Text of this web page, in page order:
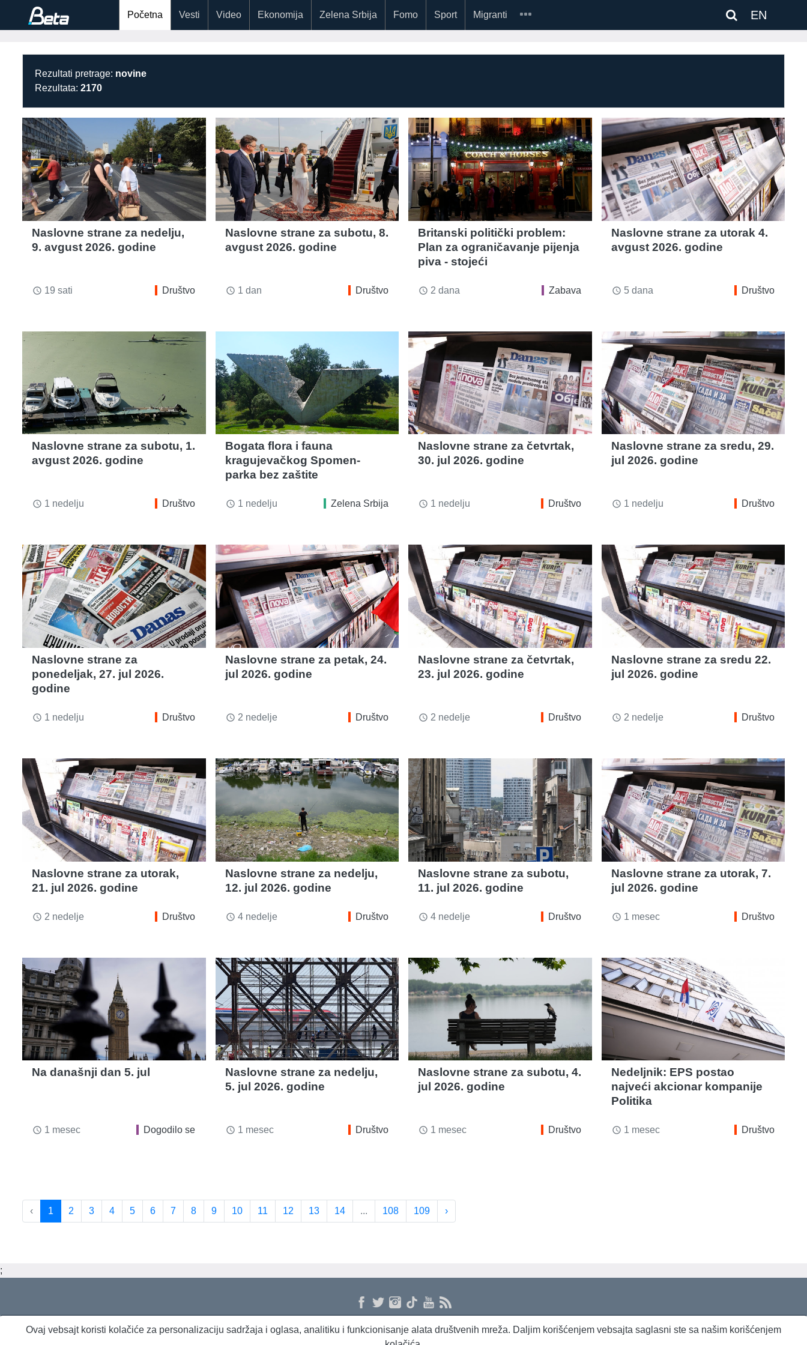
EN
Početna Vesti Video Ekonomija Zelena Srbija Fomo Sport Migranti
Rezultati pretrage: novine
Rezultata: 2170
Naslovne strane za nedelju,
9. avgust 2026. godine
access_time 19 sati Društvo
Naslovne strane za subotu, 8.
avgust 2026. godine
access_time 1 dan Društvo
Britanski politički problem:
Plan za ograničavanje pijenja
piva - stojeći
access_time 2 dana Zabava
Naslovne strane za utorak 4.
avgust 2026. godine
access_time 5 dana Društvo
Naslovne strane za subotu, 1.
avgust 2026. godine
access_time 1 nedelju Društvo
Bogata flora i fauna
kragujevačkog Spomen-
parka bez zaštite
access_time 1 nedelju Zelena Srbija
Naslovne strane za četvrtak,
30. jul 2026. godine
access_time 1 nedelju Društvo
Naslovne strane za sredu, 29.
jul 2026. godine
access_time 1 nedelju Društvo
Naslovne strane za
ponedeljak, 27. jul 2026.
godine
access_time 1 nedelju Društvo
Naslovne strane za petak, 24.
jul 2026. godine
access_time 2 nedelje Društvo
Naslovne strane za četvrtak,
23. jul 2026. godine
access_time 2 nedelje Društvo
Naslovne strane za sredu 22.
jul 2026. godine
access_time 2 nedelje Društvo
Naslovne strane za utorak,
21. jul 2026. godine
access_time 2 nedelje Društvo
Naslovne strane za nedelju,
12. jul 2026. godine
access_time 4 nedelje Društvo
Naslovne strane za subotu,
11. jul 2026. godine
access_time 4 nedelje Društvo
Naslovne strane za utorak, 7.
jul 2026. godine
access_time 1 mesec Društvo
Na današnji dan 5. jul
access_time 1 mesec Dogodilo se
Naslovne strane za nedelju,
5. jul 2026. godine
access_time 1 mesec Društvo
Naslovne strane za subotu, 4.
jul 2026. godine
access_time 1 mesec Društvo
Nedeljnik: EPS postao
najveći akcionar kompanije
Politika
access_time 1 mesec Društvo
‹ 1 2 3 4 5 6 7 8 9 10 11 12 13 14 ... 108 109 ›
;
Ovaj vebsajt koristi kolačiće za personalizaciju sadržaja i oglasa, analitiku i funkcionisanje alata društvenih mreža. Daljim korišćenjem vebsajta saglasni ste sa našim korišćenjem